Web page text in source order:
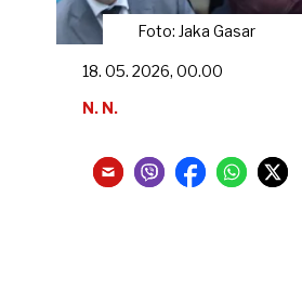
Foto: Jaka Gasar
18. 05. 2026, 00.00
N. N.